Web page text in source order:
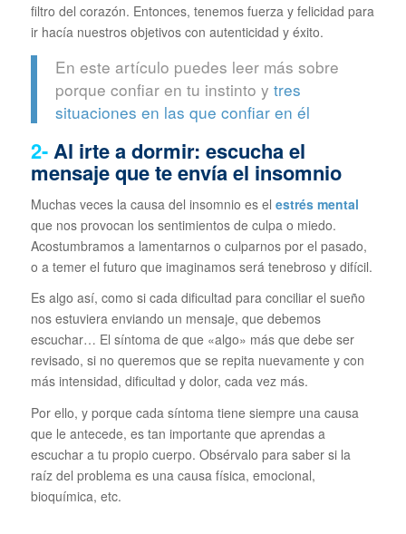
filtro del corazón. Entonces, tenemos fuerza y felicidad para
ir hacía nuestros objetivos con autenticidad y éxito.
En este artículo puedes leer más sobre
porque confiar en tu instinto y tres
situaciones en las que confiar en él
2- Al irte a dormir: escucha el
mensaje que te envía el insomnio
Muchas veces la causa del insomnio es el estrés mental
que nos provocan los sentimientos de culpa o miedo.
Acostumbramos a lamentarnos o culparnos por el pasado,
o a temer el futuro que imaginamos será tenebroso y difícil.
Es algo así, como si cada dificultad para conciliar el sueño
nos estuviera enviando un mensaje, que debemos
escuchar… El síntoma de que «algo» más que debe ser
revisado, si no queremos que se repita nuevamente y con
más intensidad, dificultad y dolor, cada vez más.
Por ello, y porque cada síntoma tiene siempre una causa
que le antecede, es tan importante que aprendas a
escuchar a tu propio cuerpo. Obsérvalo para saber si la
raíz del problema es una causa física, emocional,
bioquímica, etc.